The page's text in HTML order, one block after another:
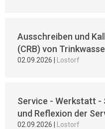
Ausschreiben und
(CRB) von
02.09.2026 Lostorf
Service - Werkstatt
und Reflexion der
02.09.2026 Lostorf